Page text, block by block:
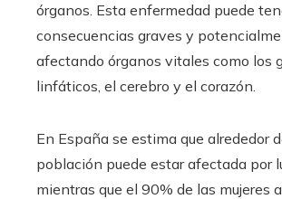
órganos. Esta enfermedad puede
consecuencias graves y
afectando órganos vitales como los
linfáticos, el cerebro y el corazón.
En España se estima que alrededor
población puede estar afectada por
mientras que el 90% de las mujeres